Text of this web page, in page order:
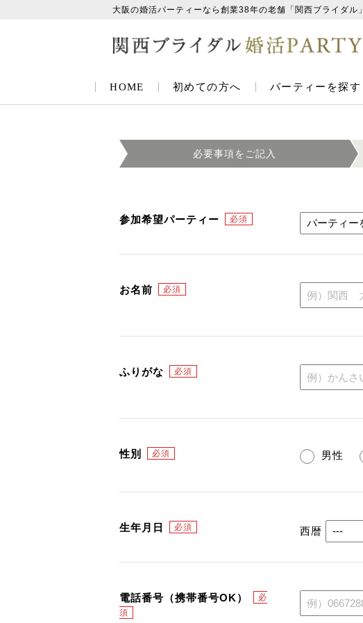
大阪の婚活パーティーなら創業38年の老舗「関西ブライダル」
HOME 初めての方へ パーティーを探す
必要事項を ご記入
参加希望パーティー
お名前
ふりがな
性別 男性
生年月日 西暦
電話番号（携帯番号OK）